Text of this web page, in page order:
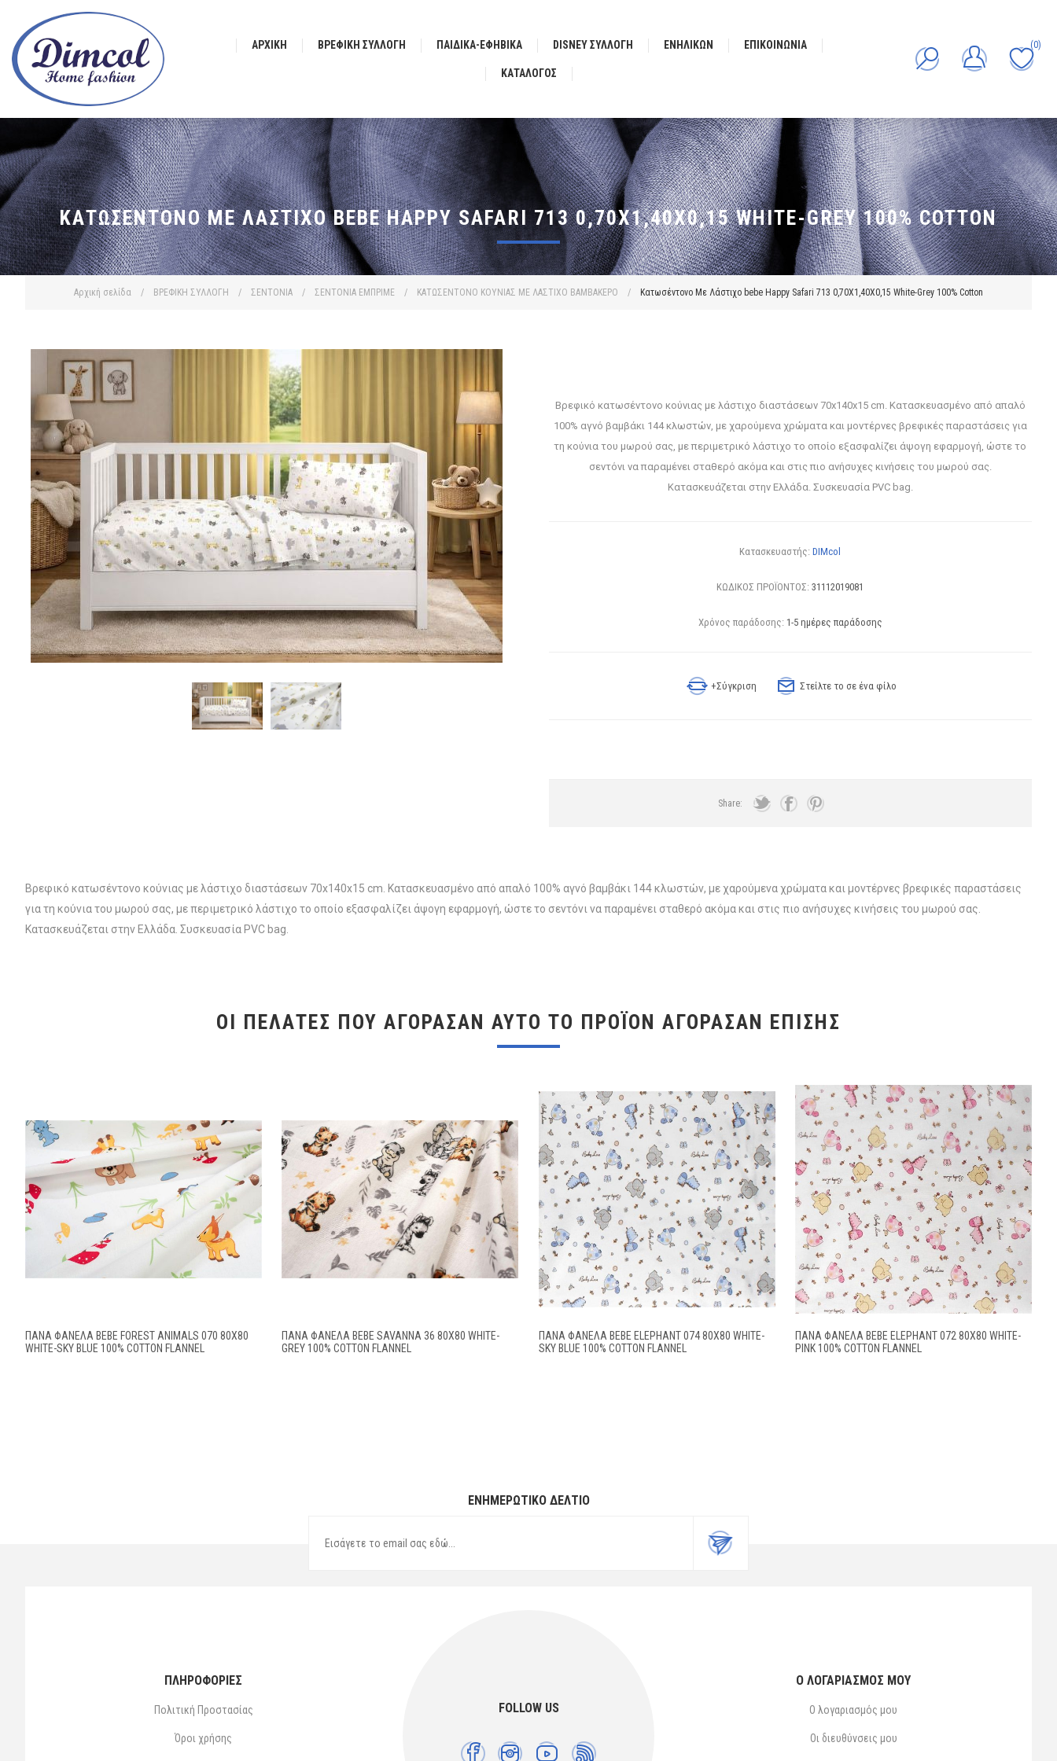
ΑΡΧΙΚΉ ΒΡΕΦΙΚΗ ΣΥΛΛΟΓΗ ΠΑΙΔΙΚΑ-ΕΦΗΒΙΚΑ DISNEY ΣΥΛΛΟΓΗ ΕΝΗΛΙΚΩΝ ΕΠΙΚΟΙΝΩΝΊΑ
ΚΑΤΆΛΟΓΟΣ
(0)
Αρχική σελίδα / ΒΡΕΦΙΚΗ ΣΥΛΛΟΓΗ / ΣΕΝΤΟΝΙΑ / ΣΕΝΤΟΝΙΑ ΕΜΠΡΙΜΕ / ΚΑΤΩΣΕΝΤΟΝΟ ΚΟΥΝΙΑΣ ΜΕ ΛΑΣΤΙΧΟ ΒΑΜΒΑΚΕΡΟ / Κατωσέντονο Με Λάστιχο bebe Happy Safari 713 0,70X1,40X0,15 White-Grey 100% Cotton
ΚΑΤΩΣΈΝΤΟΝΟ ΜΕ ΛΆΣΤΙΧΟ BEBE HAPPY SAFARI 713 0,70X1,40X0,15 WHITE-GREY 100% COTTON
Βρεφικό κατωσέντονο κούνιας με λάστιχο διαστάσεων 70x140x15 cm. Κατασκευασμένο από απαλό
100% αγνό βαμβάκι 144 κλωστών, με χαρούμενα χρώματα και μοντέρνες βρεφικές παραστάσεις για
τη κούνια του μωρού σας, με περιμετρικό λάστιχο το οποίο εξασφαλίζει άψογη εφαρμογή, ώστε το
σεντόνι να παραμένει σταθερό ακόμα και στις πιο ανήσυχες κινήσεις του μωρού σας.
Κατασκευάζεται στην Ελλάδα. Συσκευασία PVC bag.
Κατασκευαστής: DIMcol
ΚΩΔΙΚΟΣ ΠΡΟΪΟΝΤΟΣ: 31112019081
Χρόνος παράδοσης: 1-5 ημέρες παράδοσης
+Σύγκριση Στείλτε το σε ένα φίλο
Share:
Βρεφικό κατωσέντονο κούνιας με λάστιχο διαστάσεων 70x140x15 cm. Κατασκευασμένο από απαλό 100% αγνό βαμβάκι 144 κλωστών, με χαρούμενα χρώματα και μοντέρνες βρεφικές παραστάσεις
για τη κούνια του μωρού σας, με περιμετρικό λάστιχο το οποίο εξασφαλίζει άψογη εφαρμογή, ώστε το σεντόνι να παραμένει σταθερό ακόμα και στις πιο ανήσυχες κινήσεις του μωρού σας.
Κατασκευάζεται στην Ελλάδα. Συσκευασία PVC bag.
ΟΙ ΠΕΛΆΤΕΣ ΠΟΥ ΑΓΌΡΑΣΑΝ ΑΥΤΌ ΤΟ ΠΡΟΪΌΝ ΑΓΌΡΑΣΑΝ ΕΠΊΣΗΣ
ΠΆΝΑ ΦΑΝΈΛΑ BEBE FOREST ANIMALS 070 80X80
WHITE-SKY BLUE 100% COTTON FLANNEL
ΠΆΝΑ ΦΑΝΈΛΑ BEBE SAVANNA 36 80X80 WHITE-
GREY 100% COTTON FLANNEL
ΠΆΝΑ ΦΑΝΈΛΑ BEBE ELEPHANT 074 80X80 WHITE-
SKY BLUE 100% COTTON FLANNEL
ΠΆΝΑ ΦΑΝΈΛΑ BEBE ELEPHANT 072 80X80 WHITE-
PINK 100% COTTON FLANNEL
ΕΝΗΜΕΡΩΤΙΚΌ ΔΕΛΤΊΟ
FOLLOW US
ΠΛΗΡΟΦΟΡΙΕΣ
Πολιτική Προστασίας
Όροι χρήσης
Ο ΛΟΓΑΡΙΑΣΜΌΣ ΜΟΥ
Ο λογαριασμός μου
Οι διευθύνσεις μου